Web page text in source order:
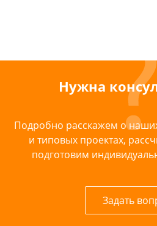
Нужна
Подробно расскажем о
и типовых проектах,
подготовим
Задать